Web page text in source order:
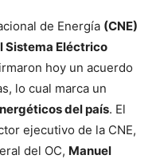
de Energía (CNE)
Sistema Eléctrico
hoy un acuerdo
lo cual marca un
del país. El
ejecutivo de la CNE,
del OC, Manuel